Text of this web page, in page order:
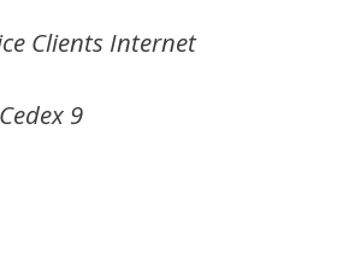
Clients Internet
9